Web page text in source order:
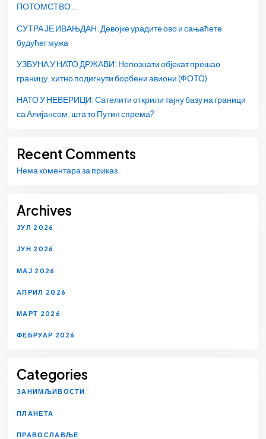
ПОТОМСТВО…
СУТРА ЈЕ ИВАЊДАН: Девојке урадите ово и сањаћете
будућег мужа
УЗБУНА У НАТО ДРЖАВИ: Непознати објекат прешао
границу, хитно подигнути борбени авиони (ФОТО)
НАТО У НЕВЕРИЦИ: Сателити открили тајну базу на граници
са Алијансом, шта то Путин спрема?
Recent Comments
Нема коментара за приказ.
Archives
ЈУЛ 2026
ЈУН 2026
МАЈ 2026
АПРИЛ 2026
МАРТ 2026
ФЕБРУАР 2026
Categories
ЗАНИМЉИВОСТИ
ПЛАНЕТА
ПРАВОСЛАВЉЕ